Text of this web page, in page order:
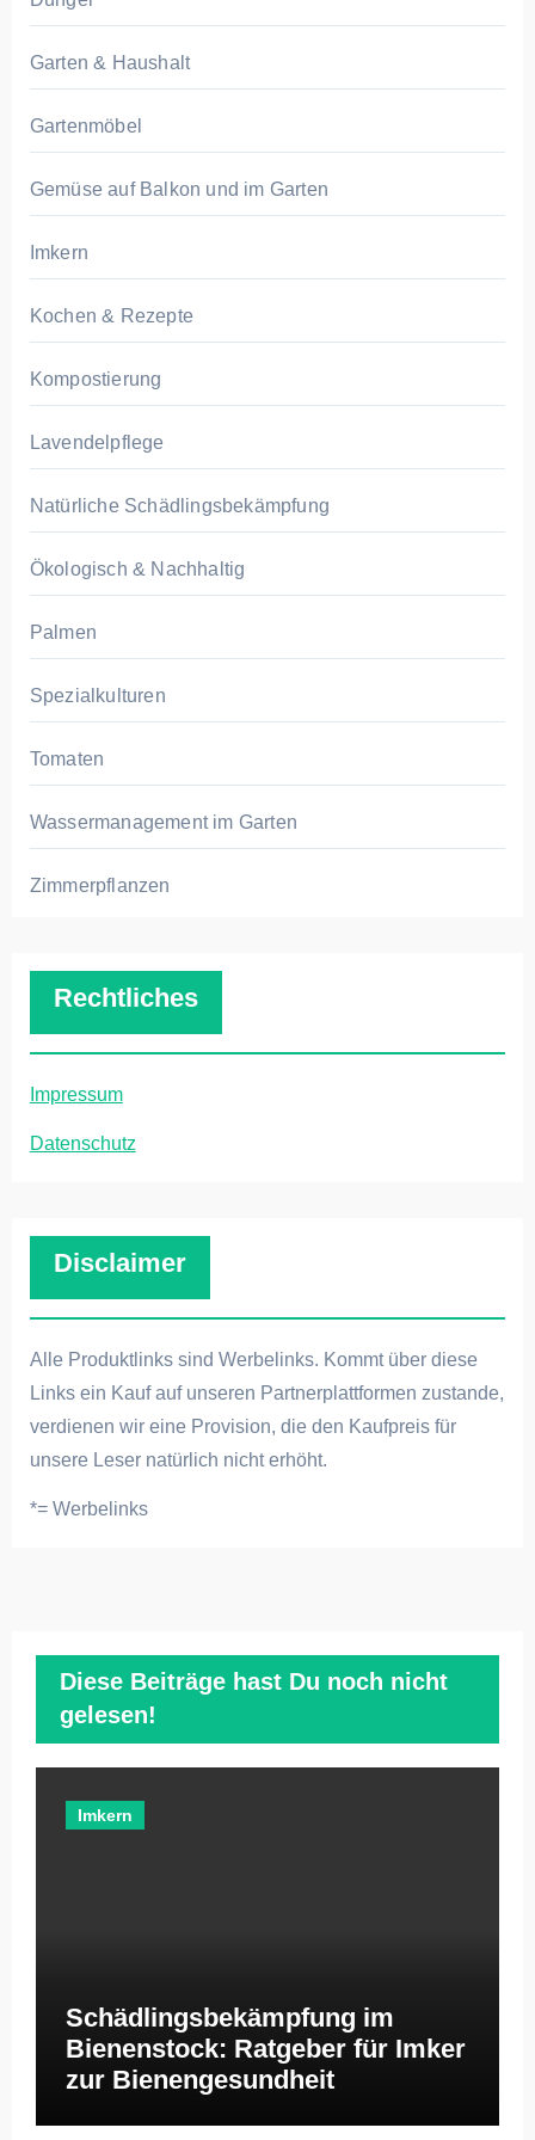
Garten & Haushalt
Gartenmöbel
Gemüse auf Balkon und im Garten
Imkern
Kochen & Rezepte
Kompostierung
Lavendelpflege
Natürliche Schädlingsbekämpfung
Ökologisch & Nachhaltig
Palmen
Spezialkulturen
Tomaten
Wassermanagement im Garten
Zimmerpflanzen
Rechtliches
Impressum
Datenschutz
Disclaimer
Alle Produktlinks sind Werbelinks. Kommt über diese
Links ein Kauf auf unseren Partnerplattformen zustande,
verdienen wir eine Provision, die den Kaufpreis für
unsere Leser natürlich nicht erhöht.
*= Werbelinks
Diese Beiträge hast Du noch nicht
gelesen!
Imkern
Schädlingsbekämpfung im
Bienenstock: Ratgeber für Imker
zur Bienengesundheit